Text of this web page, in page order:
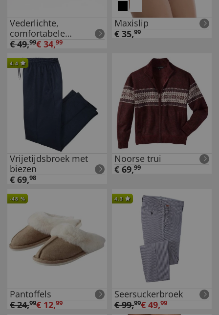
Vederlichte,
comfortabele
damesschoenen
€49,99€ 34,99
Maxislip
€ 35,99
4.4
Vrijetijdsbroek met
biezen
€ 69,98
Noorse trui
€ 69,99
-48 %
Pantoffels
€24,99€ 12,99
4.3
Seersuckerbroek
€99,99€ 49,99